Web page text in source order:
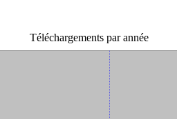
Téléchargements par année